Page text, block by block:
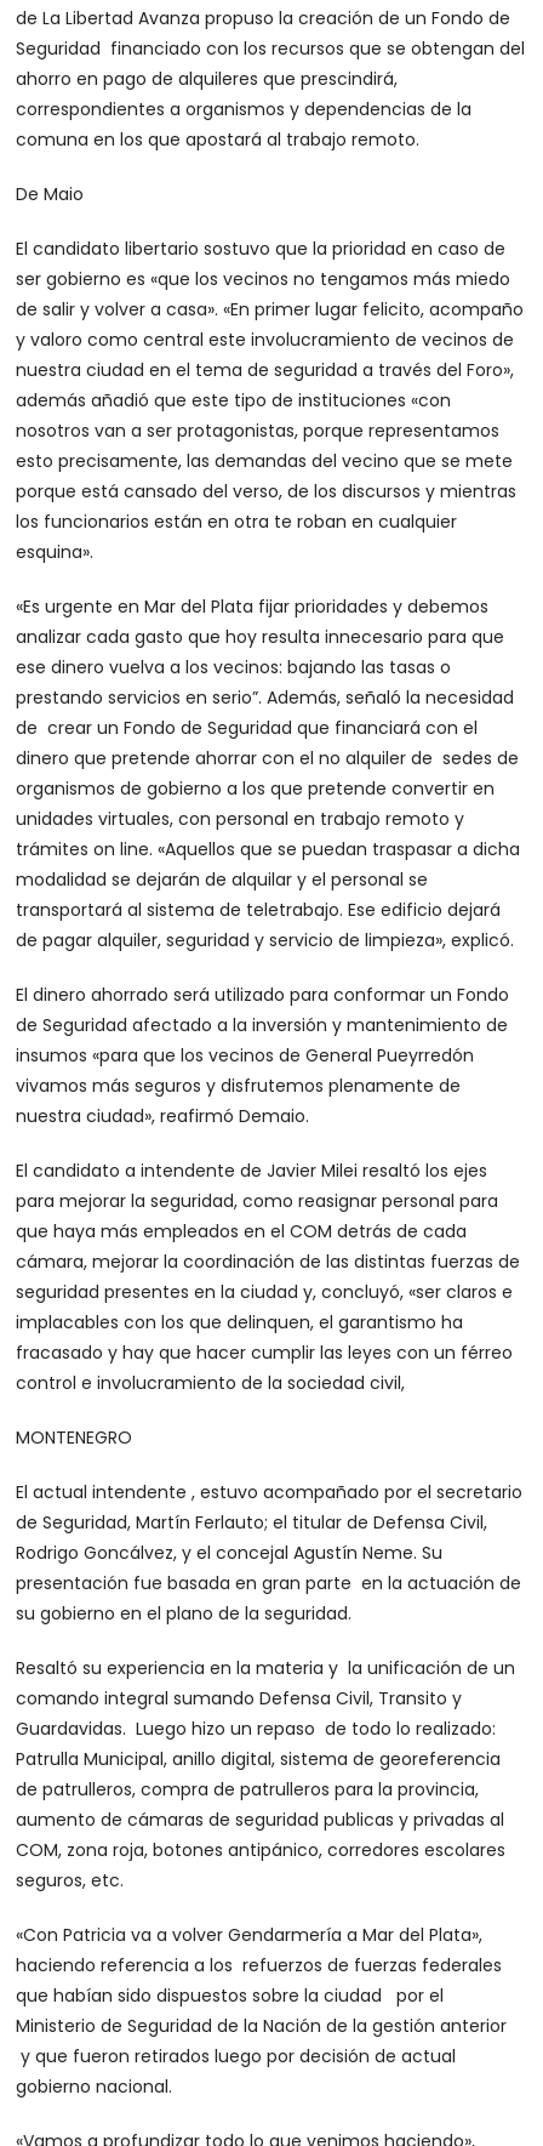
de La Libertad Avanza propuso la creación de un Fondo de
Seguridad financiado con los recursos que se obtengan del
ahorro en pago de alquileres que prescindirá,
correspondientes a organismos y dependencias de la
comuna en los que apostará al trabajo remoto.
De Maio
El candidato libertario sostuvo que la prioridad en caso de
ser gobierno es «que los vecinos no tengamos más miedo
de salir y volver a casa». «En primer lugar felicito, acompaño
y valoro como central este involucramiento de vecinos de
nuestra ciudad en el tema de seguridad a través del Foro»,
además añadió que este tipo de instituciones «con
nosotros van a ser protagonistas, porque representamos
esto precisamente, las demandas del vecino que se mete
porque está cansado del verso, de los discursos y mientras
los funcionarios están en otra te roban en cualquier
esquina».
«Es urgente en Mar del Plata fijar prioridades y debemos
analizar cada gasto que hoy resulta innecesario para que
ese dinero vuelva a los vecinos: bajando las tasas o
prestando servicios en serio”. Además, señaló la necesidad
de crear un Fondo de Seguridad que financiará con el
dinero que pretende ahorrar con el no alquiler de sedes de
organismos de gobierno a los que pretende convertir en
unidades virtuales, con personal en trabajo remoto y
trámites on line. «Aquellos que se puedan traspasar a dicha
modalidad se dejarán de alquilar y el personal se
transportará al sistema de teletrabajo. Ese edificio dejará
de pagar alquiler, seguridad y servicio de limpieza», explicó.
El dinero ahorrado será utilizado para conformar un Fondo
de Seguridad afectado a la inversión y mantenimiento de
insumos «para que los vecinos de General Pueyrredón
vivamos más seguros y disfrutemos plenamente de
nuestra ciudad», reafirmó Demaio.
El candidato a intendente de Javier Milei resaltó los ejes
para mejorar la seguridad, como reasignar personal para
que haya más empleados en el COM detrás de cada
cámara, mejorar la coordinación de las distintas fuerzas de
seguridad presentes en la ciudad y, concluyó, «ser claros e
implacables con los que delinquen, el garantismo ha
fracasado y hay que hacer cumplir las leyes con un férreo
control e involucramiento de la sociedad civil,
MONTENEGRO
El actual intendente , estuvo acompañado por el secretario
de Seguridad, Martín Ferlauto; el titular de Defensa Civil,
Rodrigo Goncálvez, y el concejal Agustín Neme. Su
presentación fue basada en gran parte en la actuación de
su gobierno en el plano de la seguridad.
Resaltó su experiencia en la materia y la unificación de un
comando integral sumando Defensa Civil, Transito y
Guardavidas. Luego hizo un repaso de todo lo realizado:
Patrulla Municipal, anillo digital, sistema de georeferencia
de patrulleros, compra de patrulleros para la provincia,
aumento de cámaras de seguridad publicas y privadas al
COM, zona roja, botones antipánico, corredores escolares
seguros, etc.
«Con Patricia va a volver Gendarmería a Mar del Plata»,
haciendo referencia a los refuerzos de fuerzas federales
que habían sido dispuestos sobre la ciudad por el
Ministerio de Seguridad de la Nación de la gestión anterior
y que fueron retirados luego por decisión de actual
gobierno nacional.
«Vamos a profundizar todo lo que venimos haciendo»,